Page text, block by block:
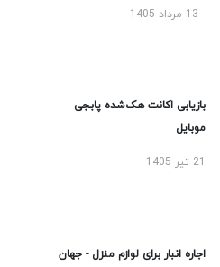
13 مرداد 1405
بازیابی اکانت هک‌شده پابجی
موبایل
21 تیر 1405
اجاره انبار برای لوازم منزل - جهان